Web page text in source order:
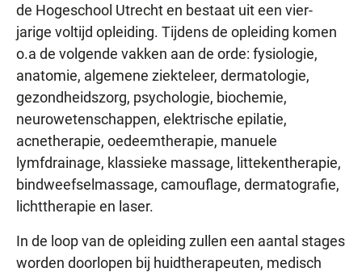
de Hogeschool Utrecht en bestaat uit een vier-
jarige voltijd opleiding. Tijdens de opleiding komen
o.a de volgende vakken aan de orde: fysiologie,
anatomie, algemene ziekteleer, dermatologie,
gezondheidszorg, psychologie, biochemie,
neurowetenschappen, elektrische epilatie,
acnetherapie, oedeemtherapie, manuele
lymfdrainage, klassieke massage, littekentherapie,
bindweefselmassage, camouflage, dermatografie,
lichttherapie en laser.
In de loop van de opleiding zullen een aantal stages
worden doorlopen bij huidtherapeuten, medisch